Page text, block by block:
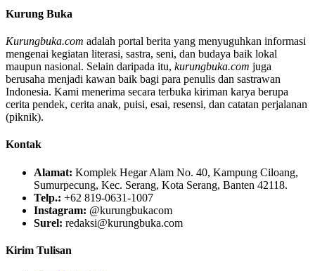
Kurung Buka
Kurungbuka.com adalah portal berita yang menyuguhkan informasi
mengenai kegiatan literasi, sastra, seni, dan budaya baik lokal
maupun nasional. Selain daripada itu, kurungbuka.com juga
berusaha menjadi kawan baik bagi para penulis dan sastrawan
Indonesia. Kami menerima secara terbuka kiriman karya berupa
cerita pendek, cerita anak, puisi, esai, resensi, dan catatan perjalanan
(piknik).
Kontak
Alamat: Komplek Hegar Alam No. 40, Kampung Ciloang,
Sumurpecung, Kec. Serang, Kota Serang, Banten 42118.
Telp.: +62 819-0631-1007
Instagram: @kurungbukacom
Surel: redaksi@kurungbuka.com
Kirim Tulisan